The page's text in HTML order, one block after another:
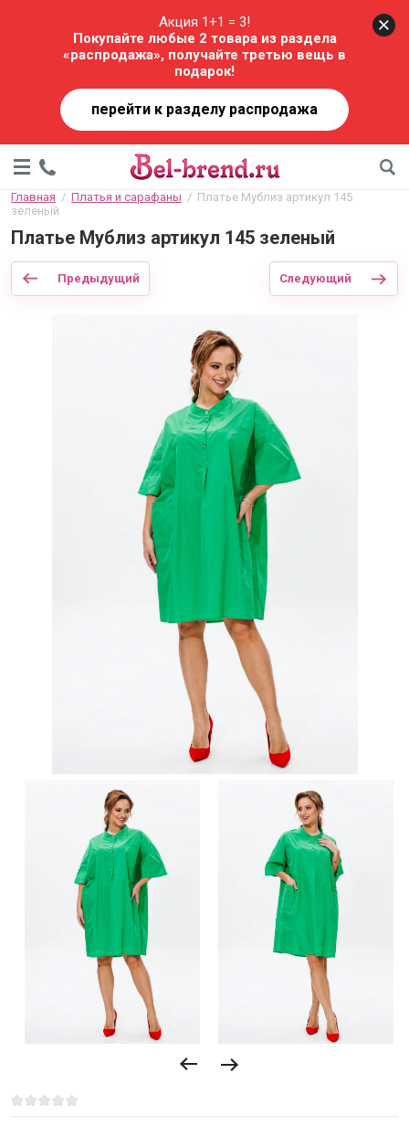
Акция 1+1 = 3!
Покупайте любые 2 товара из раздела
«распродажа», получайте третью вещь в
подарок!
перейти к разделу распродажа
Главная
  /
Платья и сарафаны
  /  Платье Мублиз артикул 145
зеленый
Платье Мублиз артикул 145 зеленый
Предыдущий Следующий